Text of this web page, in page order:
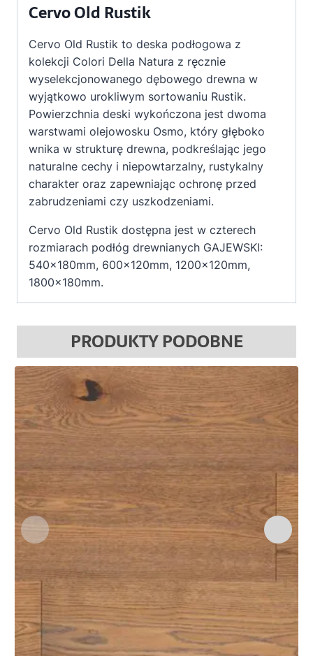
Cervo Old Rustik
Cervo Old Rustik to deska podłogowa z
kolekcji Colori Della Natura z ręcznie
wyselekcjonowanego dębowego drewna w
wyjątkowo urokliwym sortowaniu Rustik.
Powierzchnia deski wykończona jest dwoma
warstwami olejowosku Osmo, który głęboko
wnika w strukturę drewna, podkreślając jego
naturalne cechy i niepowtarzalny, rustykalny
charakter oraz zapewniając ochronę przed
zabrudzeniami czy uszkodzeniami.
Cervo Old Rustik dostępna jest w czterech
rozmiarach podłóg drewnianych GAJEWSKI:
540x180mm, 600x120mm, 1200x120mm,
1800x180mm.
PRODUKTY PODOBNE